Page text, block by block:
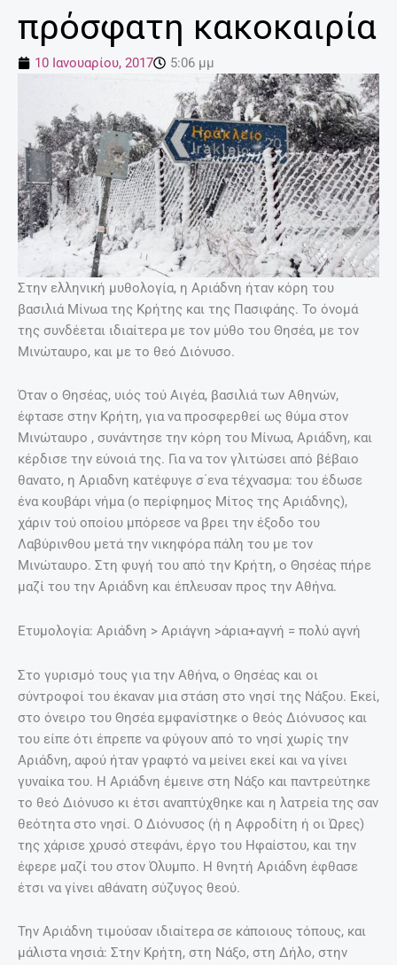
πρόσφατη κακοκαιρία
10 Ιανουαρίου, 2017 5:06 μμ
Στην ελληνική μυθολογία, η Αριάδνη ήταν κόρη του
βασιλιά Μίνωα της Κρήτης και της Πασιφάης. Το όνομά
της συνδέεται ιδιαίτερα με τον μύθο του Θησέα, με τον
Μινώταυρο, και με το θεό Διόνυσο.
Όταν ο Θησέας, υιός τού Αιγέα, βασιλιά των Αθηνών,
έφτασε στην Κρήτη, για να προσφερθεί ως θύμα στον
Μινώταυρο , συνάντησε την κόρη του Μίνωα, Αριάδνη, και
κέρδισε την εύνοιά της. Για να τον γλιτώσει από βέβαιο
θανατο, η Αριαδνη κατέφυγε σ΄ενα τέχνασμα: του έδωσε
ένα κουβάρι νήμα (ο περίφημος Μίτος της Αριάδνης),
χάριν τού οποίου μπόρεσε να βρει την έξοδο του
Λαβύρινθου μετά την νικηφόρα πάλη του με τον
Μινώταυρο. Στη φυγή του από την Κρήτη, ο Θησέας πήρε
μαζί του την Αριάδνη και έπλευσαν προς την Αθήνα.
Ετυμολογία: Αριάδνη > Αριάγνη >άρια+αγνή = πολύ αγνή
Στο γυρισμό τους για την Αθήνα, ο Θησέας και οι
σύντροφοί του έκαναν μια στάση στο νησί της Νάξου. Εκεί,
στο όνειρο του Θησέα εμφανίστηκε ο θεός Διόνυσος και
του είπε ότι έπρεπε να φύγουν από το νησί χωρίς την
Αριάδνη, αφού ήταν γραφτό να μείνει εκεί και να γίνει
γυναίκα του. Η Αριάδνη έμεινε στη Νάξο και παντρεύτηκε
το θεό Διόνυσο κι έτσι αναπτύχθηκε και η λατρεία της σαν
θεότητα στο νησί. Ο Διόνυσος (ή η Αφροδίτη ή οι Ώρες)
της χάρισε χρυσό στεφάνι, έργο του Ηφαίστου, και την
έφερε μαζί του στον Όλυμπο. Η θνητή Αριάδνη έφθασε
έτσι να γίνει αθάνατη σύζυγος θεού.
Την Αριάδνη τιμούσαν ιδιαίτερα σε κάποιους τόπους, και
μάλιστα νησιά: Στην Κρήτη, στη Νάξο, στη Δήλο, στην